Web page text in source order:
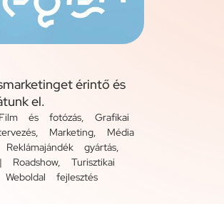
érintő és
el.
Film és fotózás, Grafikai
, Marketing, Média
Reklámajándék gyártás,
, Turisztikai
Weboldal fejlesztés